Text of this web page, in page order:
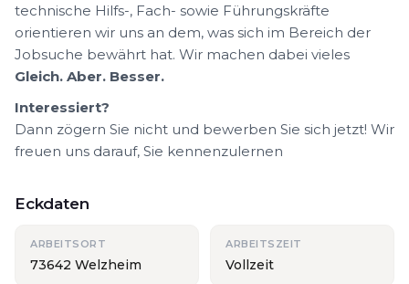
technische Hilfs-, Fach- sowie Führungskräfte
orientieren wir uns an dem, was sich im Bereich der
Jobsuche bewährt hat. Wir machen dabei vieles
Gleich. Aber. Besser.
Interessiert?
Dann zögern Sie nicht und bewerben Sie sich jetzt! Wir
freuen uns darauf, Sie kennenzulernen
Eckdaten
ARBEITSORT
73642 Welzheim
ARBEITSZEIT
Vollzeit